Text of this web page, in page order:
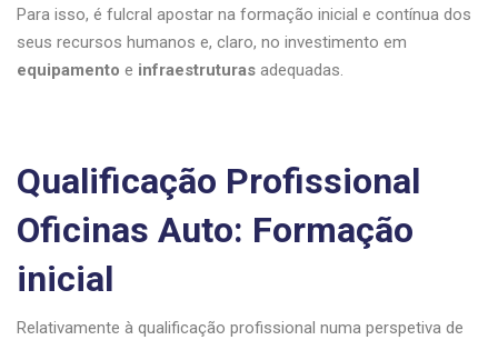
Para isso, é fulcral apostar na formação inicial e contínua dos
seus recursos humanos e, claro, no investimento em
equipamento e infraestruturas adequadas.
Qualificação Profissional
Oficinas Auto: Formação
inicial
Relativamente à qualificação profissional numa perspetiva de